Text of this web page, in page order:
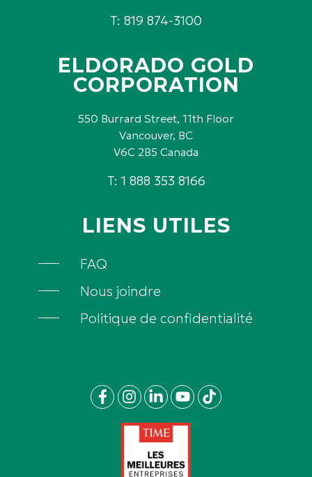
T: 819 874-3100
ELDORADO GOLD
CORPORATION
550 Burrard Street, 11th Floor
Vancouver, BC
V6C 2B5 Canada
T: 1 888 353 8166
LIENS UTILES
FAQ
Nous joindre
Politique de confidentialité